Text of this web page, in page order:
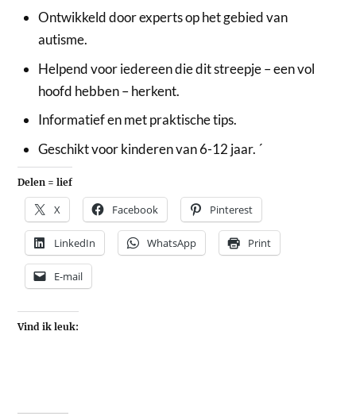
Ontwikkeld door experts op het gebied van
autisme.
Helpend voor iedereen die dit streepje – een vol
hoofd hebben – herkent.
Informatief en met praktische tips.
Geschikt voor kinderen van 6-12 jaar. ´
Delen = lief
X Facebook Pinterest
LinkedIn WhatsApp Print
E-mail
Vind ik leuk: